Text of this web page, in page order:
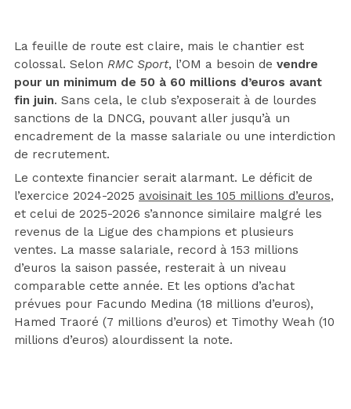
La feuille de route est claire, mais le chantier est
colossal. Selon RMC Sport, l’OM a besoin de vendre
pour un minimum de 50 à 60 millions d’euros avant
fin juin. Sans cela, le club s’exposerait à de lourdes
sanctions de la DNCG, pouvant aller jusqu’à un
encadrement de la masse salariale ou une interdiction
de recrutement.
Le contexte financier serait alarmant. Le déficit de
l’exercice 2024-2025 avoisinait les 105 millions d’euros,
et celui de 2025-2026 s’annonce similaire malgré les
revenus de la Ligue des champions et plusieurs
ventes. La masse salariale, record à 153 millions
d’euros la saison passée, resterait à un niveau
comparable cette année. Et les options d’achat
prévues pour Facundo Medina (18 millions d’euros),
Hamed Traoré (7 millions d’euros) et Timothy Weah (10
millions d’euros) alourdissent la note.